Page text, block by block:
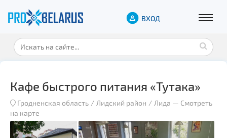
ВХОД
Кафе быстрого питания «Тутака»
Гродненская область Лидский район Лида — Смотреть
на карте